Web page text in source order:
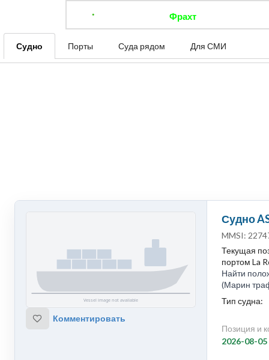
Фрахт
Судно Порты Суда рядом Для СМИ
Комментировать
Судно
MMSI:
Текущая
портом La
Найти
(Марин
Тип судна:
Позиция и
2026-08-